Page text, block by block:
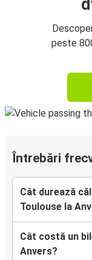
peste
Întrebări
Cât durează
Toulouse la
Cât costă un
Anvers?